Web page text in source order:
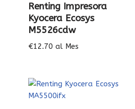
Renting Impresora
Kyocera Ecosys
M5526cdw
€12.70 al Mes